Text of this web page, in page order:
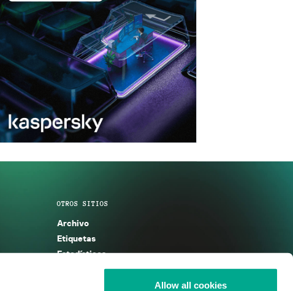
Allow all cookies
OTROS SITIOS
Archivo
Etiquetas
Estadísticas
Enciclopedia